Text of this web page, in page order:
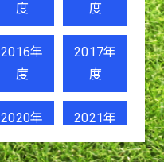
度
度
2016年
度
2017年
度
2020年
度
2021年
度